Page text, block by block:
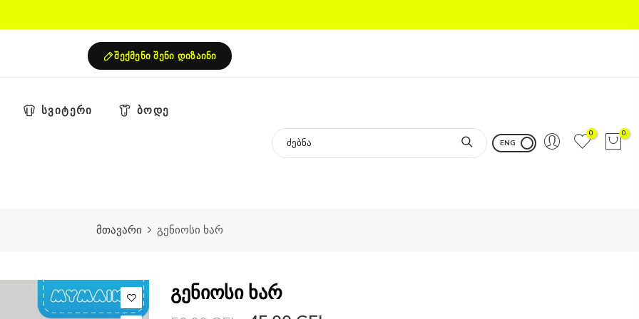
შექმენი შენი დიზაინი
სვიტერი ბოდე
ENG
0 0
მთავარი გენიოსი ხარ
გენიოსი ხარ